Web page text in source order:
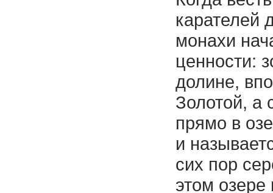
карателей
монахи
ценности:
долине,
Золотой, а
прямо в
и
сих пор
этом озере